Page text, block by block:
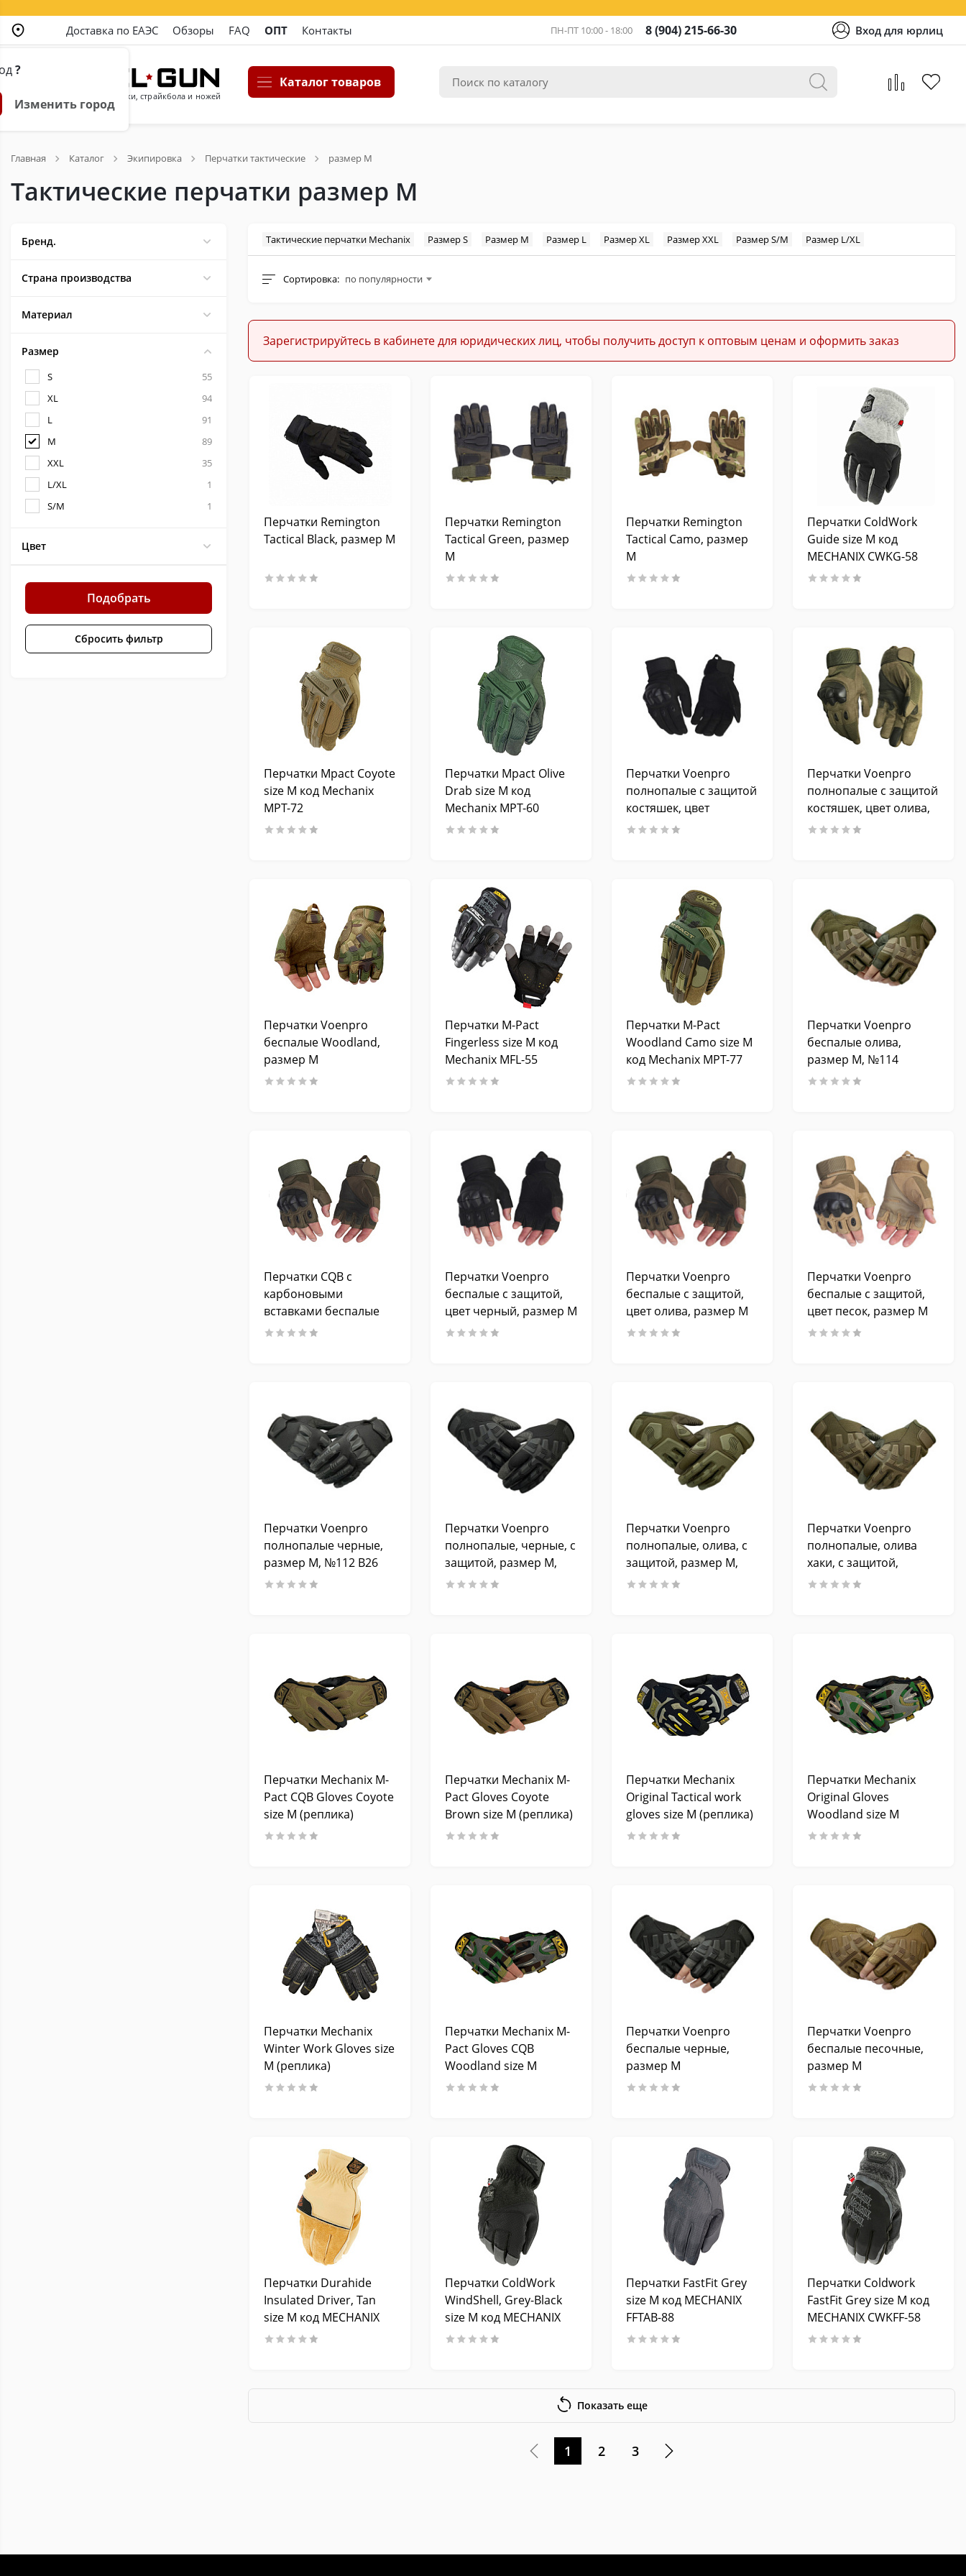
?
Изменить город
Доставка по ЕАЭС Обзоры FAQ ОПТ Контакты ПН-ПТ 10:00 - 18:00 8 (904) 215-66-30 Вход для юрлиц
Магазин пневматики, страйкбола и ножей
Каталог товаров
Главная Каталог Экипировка Перчатки тактические размер M
Тактические перчатки размер M
Бренд.
Страна производства
Материал
Размер
S
55
XL
94
L
91
M
89
XXL
35
L/XL
1
S/M
1
Цвет
Подобрать
Сбросить фильтр
Тактические перчатки Mechanix Размер S Размер M Размер L Размер XL Размер XXL Размер S/M Размер L/XL
Сортировка: по популярности
Зарегистрируйтесь в кабинете для юридических лиц, чтобы получить доступ к оптовым ценам и оформить заказ
Перчатки Remington
Tactical Black, размер M
Перчатки Remington
Tactical Green, размер
M
Перчатки Remington
Tactical Camo, размер
M
Перчатки ColdWork
Guide size M код
MECHANIX CWKG-58
Перчатки Mpact Coyote
size M код Mechanix
MPT-72
Перчатки Mpact Olive
Drab size M код
Mechanix MPT-60
Перчатки Voenpro
полнопалые с защитой
костяшек, цвет
черный, размер M
Перчатки Voenpro
полнопалые с защитой
костяшек, цвет олива,
размер M
Перчатки Voenpro
беспалые Woodland,
размер M
Перчатки M-Pact
Fingerless size M код
Mechanix MFL-55
Перчатки M-Pact
Woodland Camo size M
код Mechanix MPT-77
Перчатки Voenpro
беспалые олива,
размер M, №114
(131241)
Перчатки CQB с
карбоновыми
вставками беспалые
зеленые M
Перчатки Voenpro
беспалые с защитой,
цвет черный, размер M
Перчатки Voenpro
беспалые с защитой,
цвет олива, размер M
Перчатки Voenpro
беспалые с защитой,
цвет песок, размер M
Перчатки Voenpro
полнопалые черные,
размер M, №112 B26
Перчатки Voenpro
полнопалые, черные, с
защитой, размер M,
№107 B39
Перчатки Voenpro
полнопалые, олива, с
защитой, размер M,
№101 B31
Перчатки Voenpro
полнопалые, олива
хаки, с защитой,
размер M, №100 B31
Перчатки Mechanix M-
Pact CQB Gloves Coyote
size M (реплика)
Перчатки Mechanix M-
Pact Gloves Coyote
Brown size M (реплика)
Перчатки Mechanix
Original Tactical work
gloves size M (реплика)
Перчатки Mechanix
Original Gloves
Woodland size M
(реплика)
Перчатки Mechanix
Winter Work Gloves size
M (реплика)
Перчатки Mechanix M-
Pact Gloves CQB
Woodland size M
(реплика)
Перчатки Voenpro
беспалые черные,
размер М
Перчатки Voenpro
беспалые песочные,
размер M
Перчатки Durahide
Insulated Driver, Tan
size M код MECHANIX
CWKLD-75
Перчатки ColdWork
WindShell, Grey-Black
size M код MECHANIX
CWKWS-58
Перчатки FastFit Grey
size M код MECHANIX
FFTAB-88
Перчатки Coldwork
FastFit Grey size M код
MECHANIX CWKFF-58
Показать еще
1 2 3